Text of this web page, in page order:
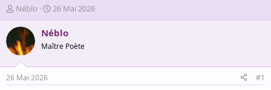
A
u
t
e
u
r
d
e
Néblo
D
a
t
e
d
é
26 Mai 2026
Néblo
Maître Poète
26 Mai 2026 #1